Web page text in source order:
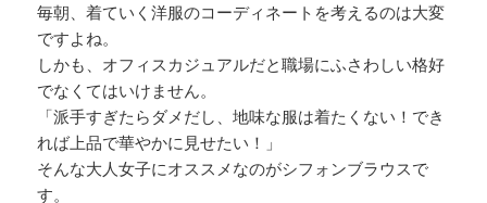
毎朝、着ていく洋服のコーディネートを考えるのは大変
ですよね。
しかも、オフィスカジュアルだと職場にふさわしい格好
でなくてはいけません。
「派手すぎたらダメだし、地味な服は着たくない！でき
れば上品で華やかに見せたい！」
そんな大人女子にオススメなのがシフォンブラウスで
す。